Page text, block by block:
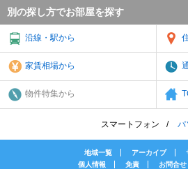
別の探し方でお部屋を探す
沿線・駅から
家賃相場から
物件特集から
スマートフォン パ
地域一覧 アーカイブ
個人情報
免責 お問合せ